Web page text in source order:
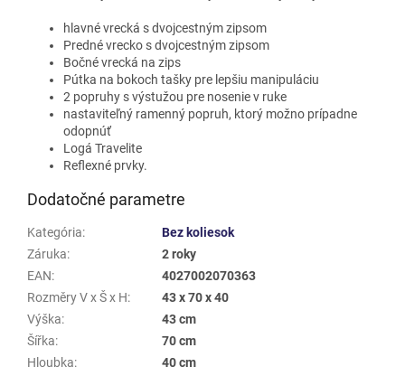
hlavné vrecká s dvojcestným zipsom
Predné vrecko s dvojcestným zipsom
Bočné vrecká na zips
Pútka na bokoch tašky pre lepšiu manipuláciu
2 popruhy s výstužou pre nosenie v ruke
nastaviteľný ramenný popruh, ktorý možno prípadne
odopnúť
Logá Travelite
Reflexné prvky.
Dodatočné parametre
Kategória:
Bez koliesok
Záruka:
2 roky
EAN:
4027002070363
Rozměry V x Š x H:
43 x 70 x 40
Výška:
43 cm
Šířka:
70 cm
Hloubka:
40 cm